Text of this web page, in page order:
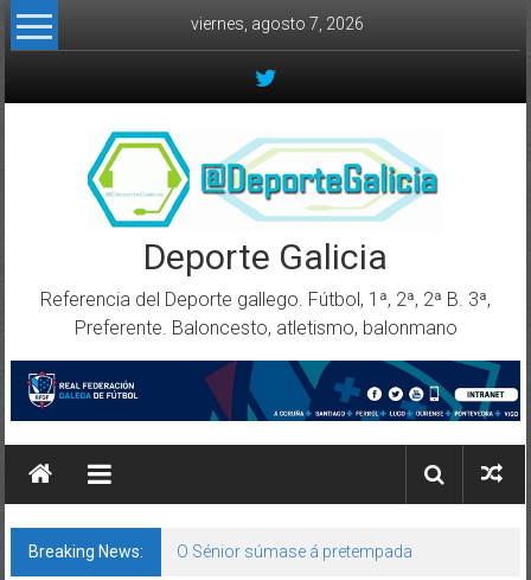
Skip to content
viernes, agosto 7, 2026
Deporte Galicia
Referencia del Deporte gallego. Fútbol, 1ª, 2ª, 2ª B. 3ª,
Preferente. Baloncesto, atletismo, balonmano
Breaking News: O Sénior súmase á pretempada